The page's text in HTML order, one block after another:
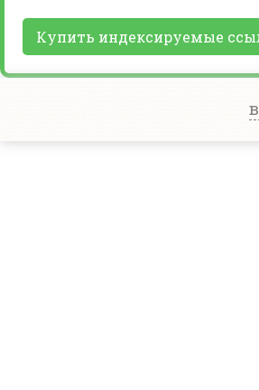
Купить индексируемые